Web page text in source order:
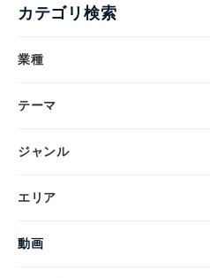
カテゴリ検索
業種
テーマ
ジャンル
エリア
動画